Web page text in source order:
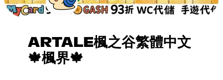
ARTALE楓之谷繁體中文
🍁楓界🍁